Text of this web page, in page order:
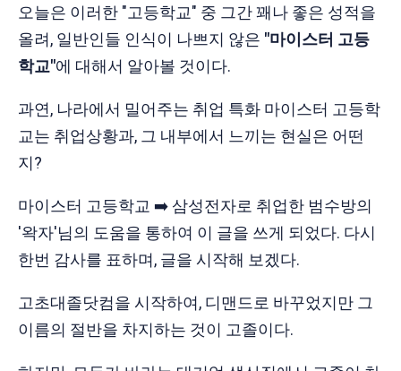
오늘은 이러한 "고등학교" 중 그간 꽤나 좋은 성적을
올려, 일반인들 인식이 나쁘지 않은 "마이스터 고등
학교"에 대해서 알아볼 것이다.
과연, 나라에서 밀어주는 취업 특화 마이스터 고등학
교는 취업상황과, 그 내부에서 느끼는 현실은 어떤
지?
마이스터 고등학교 ➡️ 삼성전자로 취업한 범수방의
'왁자'님의 도움을 통하여 이 글을 쓰게 되었다. 다시
한번 감사를 표하며, 글을 시작해 보겠다.
고초대졸닷컴을 시작하여, 디맨드로 바꾸었지만 그
이름의 절반을 차지하는 것이 고졸이다.